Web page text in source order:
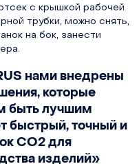
с крышкой рабочей
трубки, можно снять,
на бок, занести
нами внедрены
которые
быть лучшим
быстрый, точный и
СО2 для
изделий»